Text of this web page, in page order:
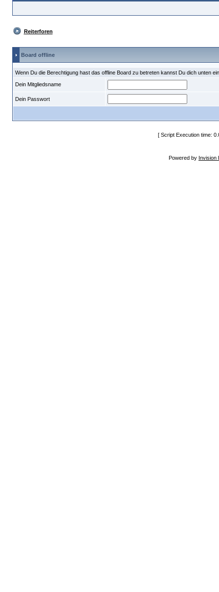
Reiterforen
Board offline
Wenn Du die Berechtigung hast das offline Board zu betreten kannst Du dich unten
Dein Mitgliedsname
Dein Passwort
[ Script Execution time:
Powered by Invision